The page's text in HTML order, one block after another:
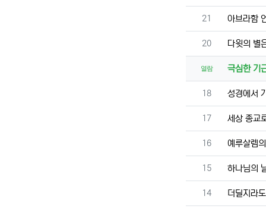
번호
21 아브라함
번호
20 다윗의 별
열람 극심한 기
번호
18 성경에서
번호
17 세상 종교
번호
16 예루살렘
번호
15 하나님의
번호
14 더딜지라